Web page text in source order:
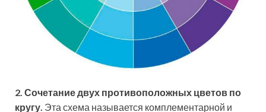
2. Сочетание двух противоположных цветов по
кругу. Эта схема называется комплементарной и